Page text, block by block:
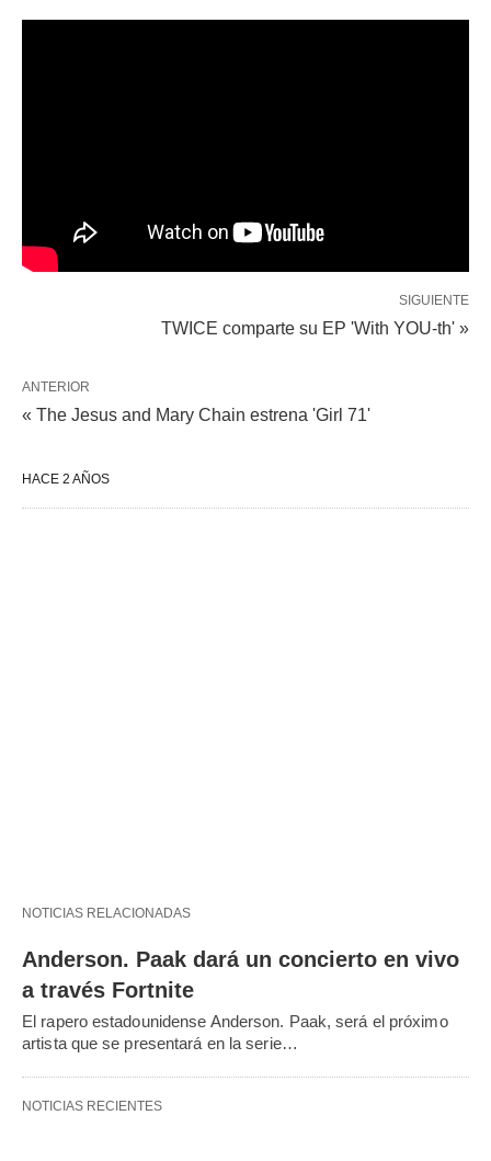
SIGUIENTE
TWICE comparte su EP 'With YOU-th' »
ANTERIOR
« The Jesus and Mary Chain estrena 'Girl 71'
HACE 2 AÑOS
NOTICIAS RELACIONADAS
Anderson. Paak dará un concierto en vivo
a través Fortnite
El rapero estadounidense Anderson. Paak, será el próximo
artista que se presentará en la serie…
NOTICIAS RECIENTES